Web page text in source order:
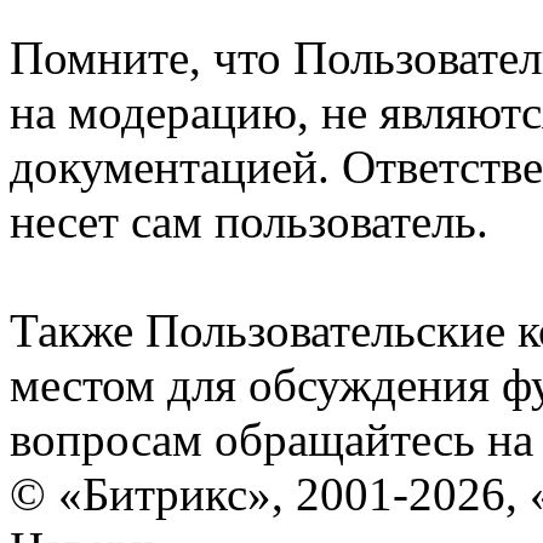
Помните, что
на модерацию, не
документацией.
несет сам пользователь.
Также Пользовательские
местом для обсуждения
вопросам обращайтесь
© «Битрикс», 2001-2026,